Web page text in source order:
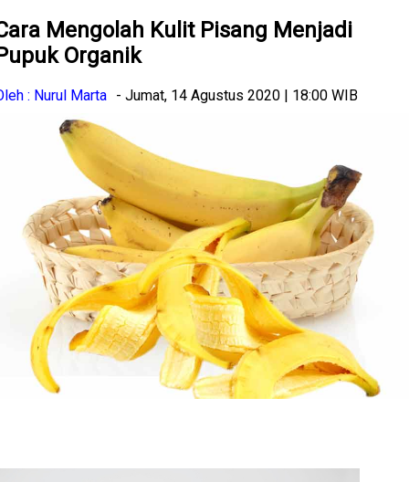
Mengolah Kulit Pisang Menjadi
Organik
: Nurul Marta - Jumat, 14 Agustus 2020 | 18:00 WIB